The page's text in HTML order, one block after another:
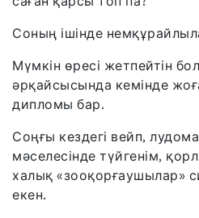
Соның ішінде
Мүмкін өресі жетпейтін
әрқайсысында кемінде
дипломы бар.
Соңғы кездегі вейп,
мәселесінде түйгенім,
халық «зооқорғаушылар»
екен.